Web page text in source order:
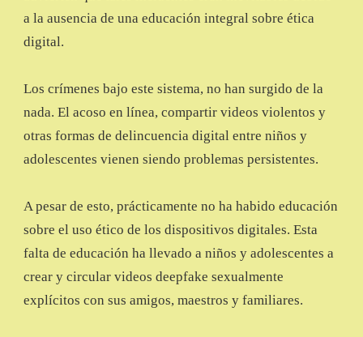
a la ausencia de una educación integral sobre ética
digital.
Los crímenes bajo este sistema, no han surgido de la
nada. El acoso en línea, compartir videos violentos y
otras formas de delincuencia digital entre niños y
adolescentes vienen siendo problemas persistentes.
A pesar de esto, prácticamente no ha habido educación
sobre el uso ético de los dispositivos digitales. Esta
falta de educación ha llevado a niños y adolescentes a
crear y circular videos deepfake sexualmente
explícitos con sus amigos, maestros y familiares.